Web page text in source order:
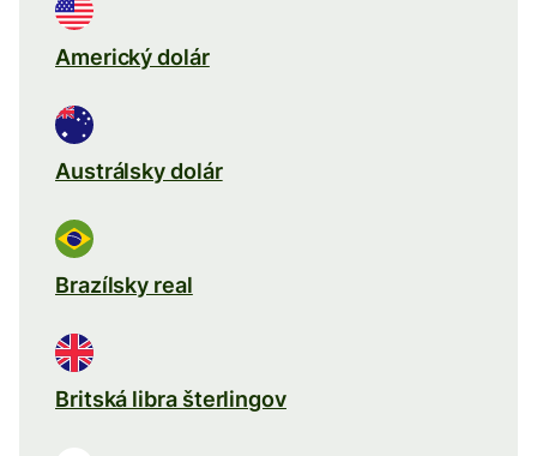
Americký dolár
Austrálsky dolár
Brazílsky real
Britská libra šterlingov